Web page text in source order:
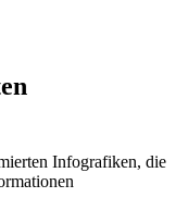
Infografiken, die